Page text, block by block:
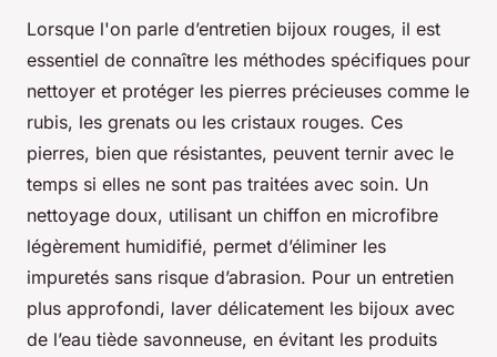
Lorsque l'on parle d’entretien bijoux rouges, il est
essentiel de connaître les méthodes spécifiques pour
nettoyer et protéger les pierres précieuses comme le
rubis, les grenats ou les cristaux rouges. Ces
pierres, bien que résistantes, peuvent ternir avec le
temps si elles ne sont pas traitées avec soin. Un
nettoyage doux, utilisant un chiffon en microfibre
légèrement humidifié, permet d’éliminer les
impuretés sans risque d’abrasion. Pour un entretien
plus approfondi, laver délicatement les bijoux avec
de l’eau tiède savonneuse, en évitant les produits